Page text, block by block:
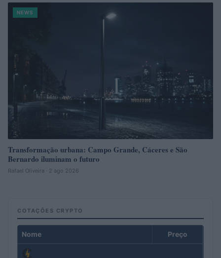
NEWS
Transformação urbana: Campo Grande, Cáceres e São
Bernardo iluminam o futuro
Rafael Oliveira · 2 ago 2026
COTAÇÕES CRYPTO
Nome Preço